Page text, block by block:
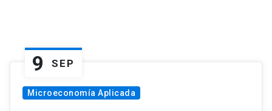
9 SEP
Microeconomía Aplicada